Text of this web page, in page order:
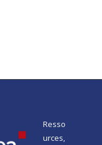
Resso
urces,